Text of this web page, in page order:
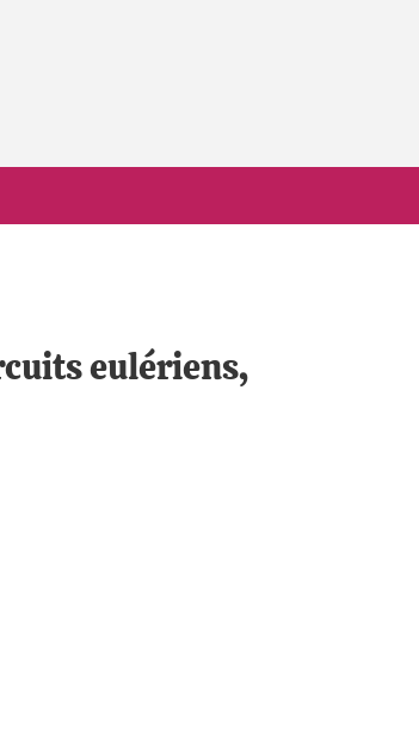
eulériens,